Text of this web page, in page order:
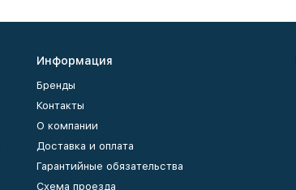
Информация
Бренды
Контакты
О компании
Доставка и оплата
Гарантийные обязательства
Схема проезда